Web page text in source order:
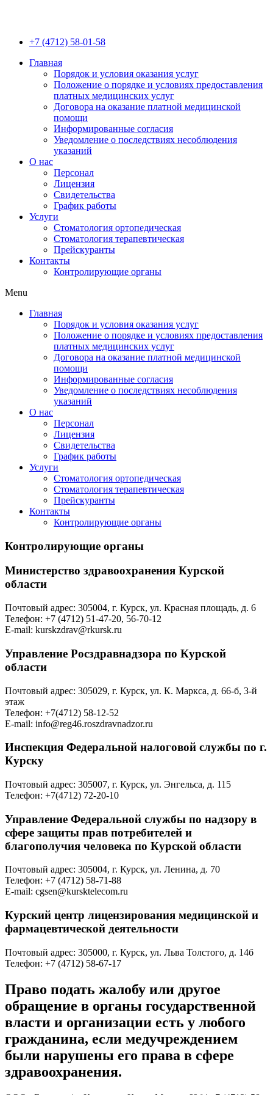
+7 (4712) 58-01-58
Главная
Порядок и условия оказания услуг
Положение о порядке и условиях предоставления
платных медицинских услуг
Договора на оказание платной медицинской
помощи
Информированные согласия
Уведомление о последствиях несоблюдения
указаний
О нас
Персонал
Лицензия
Свидетельства
График работы
Услуги
Стоматология ортопедическая
Стоматология терапевтическая
Прейскуранты
Контакты
Контролирующие органы
Menu
Главная
Порядок и условия оказания услуг
Положение о порядке и условиях предоставления
платных медицинских услуг
Договора на оказание платной медицинской
помощи
Информированные согласия
Уведомление о последствиях несоблюдения
указаний
О нас
Персонал
Лицензия
Свидетельства
График работы
Услуги
Стоматология ортопедическая
Стоматология терапевтическая
Прейскуранты
Контакты
Контролирующие органы
Контролирующие органы
Министерство здравоохранения Курской
области
Почтовый адрес: 305004, г. Курск, ул. Красная площадь, д. 6
Телефон: +7 (4712) 51-47-20, 56-70-12
E-mail: kurskzdrav@rkursk.ru
Управление Росздравнадзора по Курской
области
Почтовый адрес: 305029, г. Курск, ул. К. Маркса, д. 66-б, 3-й
этаж
Телефон: +7(4712) 58-12-52
E-mail: info@reg46.roszdravnadzor.ru
Инспекция Федеральной налоговой службы по г.
Курску
Почтовый адрес: 305007, г. Курск, ул. Энгельса, д. 115
Телефон: +7(4712) 72-20-10
Управление Федеральной службы по надзору в
сфере защиты прав потребителей и
благополучия человека по Курской области
Почтовый адрес: 305004, г. Курск, ул. Ленина, д. 70
Телефон: +7 (4712) 58-71-88
E-mail: cgsen@kursktelecom.ru
Курский центр лицензирования медицинской и
фармацевтической деятельности
Почтовый адрес: 305000, г. Курск, ул. Льва Толстого, д. 14б
Телефон: +7 (4712) 58-67-17
Право подать жалобу или другое
обращение в органы государственной
власти и организации есть у любого
гражданина, если медучреждением
были нарушены его права в сфере
здравоохранения.